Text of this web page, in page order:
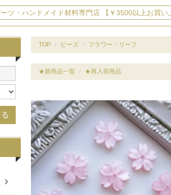
ツ・ハンドメイド材料専門店 【￥3500以上お買い
TOP ビーズ フラワー・リーフ
★新商品一覧 ★再入荷商品